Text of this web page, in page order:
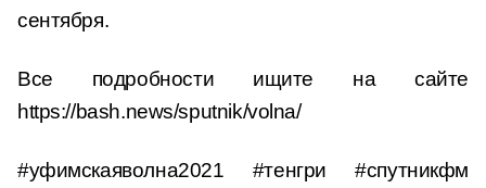
сентября.
Все подробности ищите на сайте
https://bash.news/sputnik/volna/
#уфимскаяволна2021 #тенгри #спутникфм